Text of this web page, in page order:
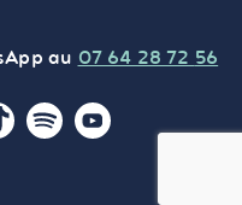
au 07 64 28 72 56